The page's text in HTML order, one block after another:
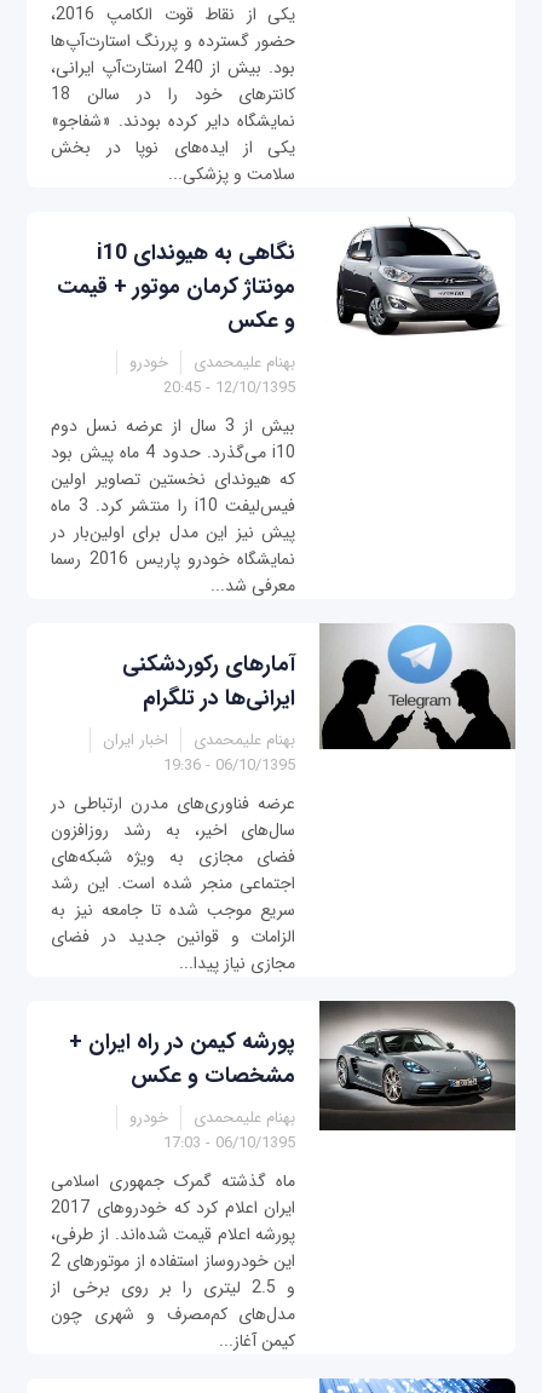
یکی از نقاط قوت الکامپ 2016،
حضور گسترده و پررنگ استارت‌آپ‌ها
بود. بیش از 240 استارت‌آپ ایرانی،
کانترهای خود را در سالن 18
نمایشگاه دایر کرده بودند. «شفاجو»
یکی از ایده‌های نوپا در بخش
سلامت و پزشکی...
نگاهی به هیوندای i10
مونتاژ کرمان موتور + قیمت
و عکس
بهنام علیمحمدی
خودرو
12/10/1395 - 20:45
بیش از 3 سال از عرضه نسل دوم
i10 می‌گذرد. حدود 4 ماه پیش بود
که هیوندای نخستین تصاویر اولین
فیس‌لیفت i10 را منتشر کرد. 3 ماه
پیش نیز این مدل برای اولین‌بار در
نمایشگاه خودرو پاریس 2016 رسما
معرفی شد...
آمارهای رکوردشکنی
ایرانی‌ها در تلگرام
بهنام علیمحمدی
اخبار ایران
06/10/1395 - 19:36
عرضه فناوری‌های مدرن ارتباطی در
سال‌های اخیر، به رشد روز‌افزون
فضای مجازی به ویژه شبکه‌های
اجتماعی منجر شده است. این رشد
سریع موجب شده تا جامعه نیز به
الزامات و قوانین جدید در فضای
مجازی نیاز پیدا...
پورشه کیمن در راه ایران +
مشخصات و عکس
بهنام علیمحمدی
خودرو
06/10/1395 - 17:03
ماه گذشته گمرک جمهوری اسلامی
ایران اعلام کرد که خودروهای 2017
پورشه اعلام قیمت شده‌اند. از طرفی،
این خودروساز استفاده از موتورهای 2
و 2.5 لیتری را بر روی برخی از
مدل‌های کم‌مصرف و شهری چون
کیمن آغاز...